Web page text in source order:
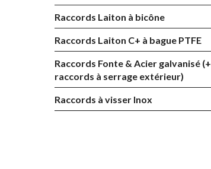
Raccords Laiton à bicône
Raccords Laiton C+ à bague PTFE
Raccords Fonte & Acier galvanisé (+
raccords à serrage extérieur)
Raccords à visser Inox